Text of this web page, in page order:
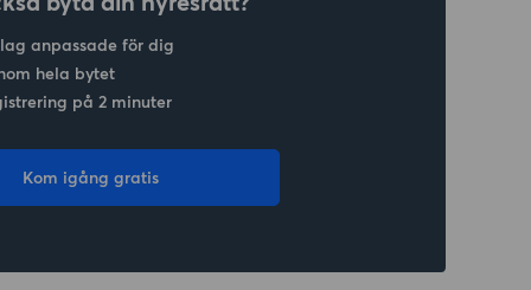
anpassade för dig
hela bytet
på 2 minuter
Kom igång gratis